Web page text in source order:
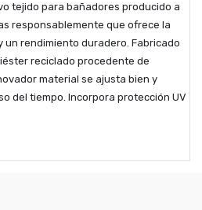
tejido para bañadores producido a
responsablemente que ofrece la
un rendimiento duradero. Fabricado
reciclado procedente de
material se ajusta bien y
del tiempo. Incorpora protección UV